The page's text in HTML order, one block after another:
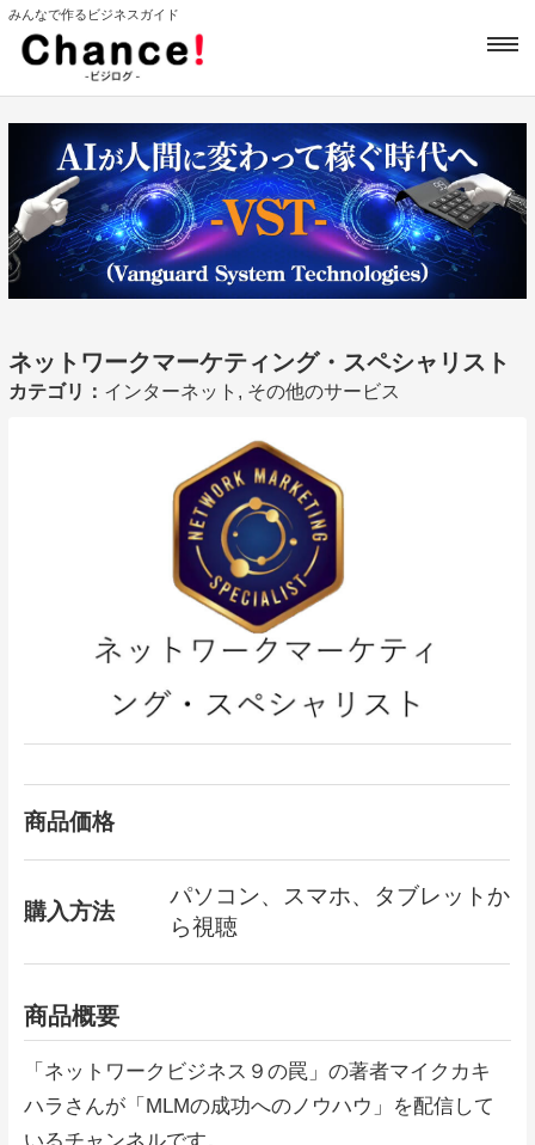
みんなで作るビジネスガイド
ネットワークマーケティング・スペシャリスト
カテゴリ： インターネット, その他のサービス
商品価格
購入方法
パソコン、スマホ、タブレットか
ら視聴
商品概要
「ネットワークビジネス９の罠」の著者マイクカキ
ハラさんが「MLMの成功へのノウハウ」を配信して